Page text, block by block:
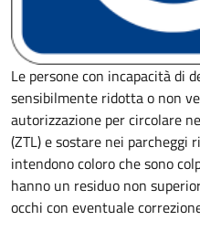
Le persone con incapacità di
sensibilmente ridotta o non
autorizzazione per circolare
(ZTL) e sostare nei parcheggi
intendono coloro che sono
hanno un residuo non
occhi con eventuale